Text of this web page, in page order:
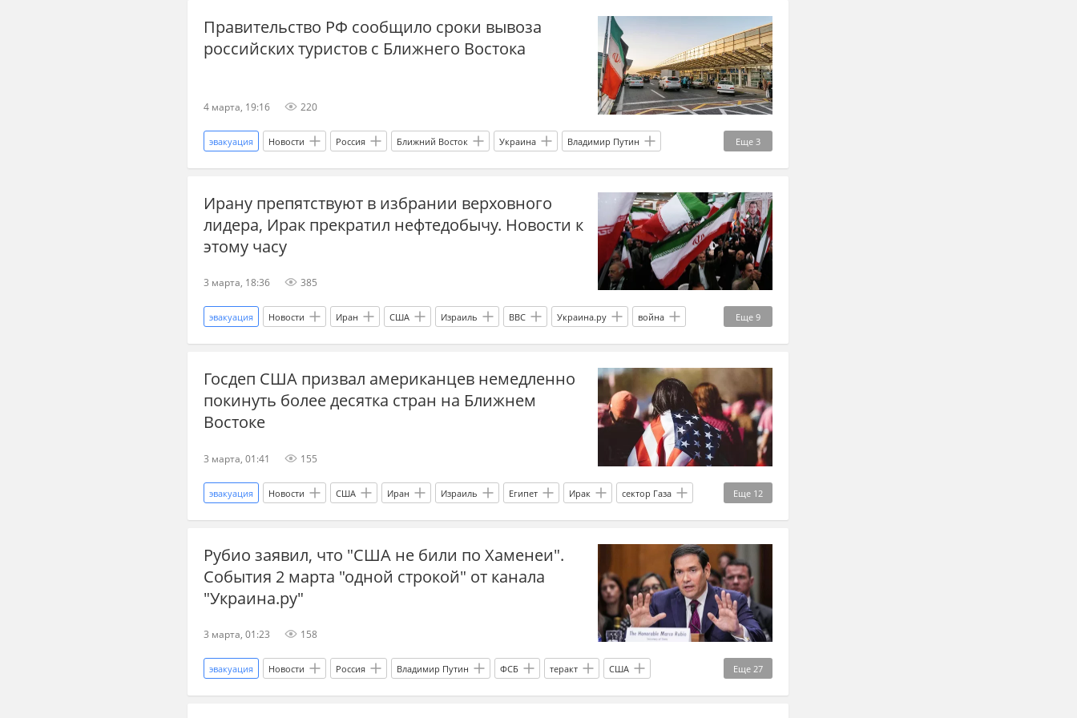
Правительство РФ сообщило сроки вывоза
российских туристов с Ближнего Востока
4 марта, 19:16 220
Еще 3
эвакуация Новости Россия Ближний Восток Украина Владимир Путин
Украина.ру туризм отдых
Ирану препятствуют в избрании верховного
лидера, Ирак прекратил нефтедобычу. Новости к
этому часу
3 марта, 18:36 385
Еще 9
эвакуация Новости Иран США Израиль ВВС Украина.ру война
пропаганда СМИ международные отношения Международная политика
акции протеста Южная Корея нефть Ближний Восток Ирак
Госдеп США призвал американцев немедленно
покинуть более десятка стран на Ближнем
Востоке
3 марта, 01:41 155
Еще 12
эвакуация Новости США Иран Израиль Египет Ирак сектор Газа
Ливан Оман Катар Саудовская Аравия Сирия ОАЭ Йемен
Ближний Восток военная эскалация удар по Ирану война в Иране
Рубио заявил, что "США не били по Хаменеи".
События 2 марта "одной строкой" от канала
"Украина.ру"
3 марта, 01:23 158
Еще 27
эвакуация Новости Россия Владимир Путин ФСБ теракт США
Дональд Трамп Марко Рубио Иран удар по Ирану война в Иране Израиль